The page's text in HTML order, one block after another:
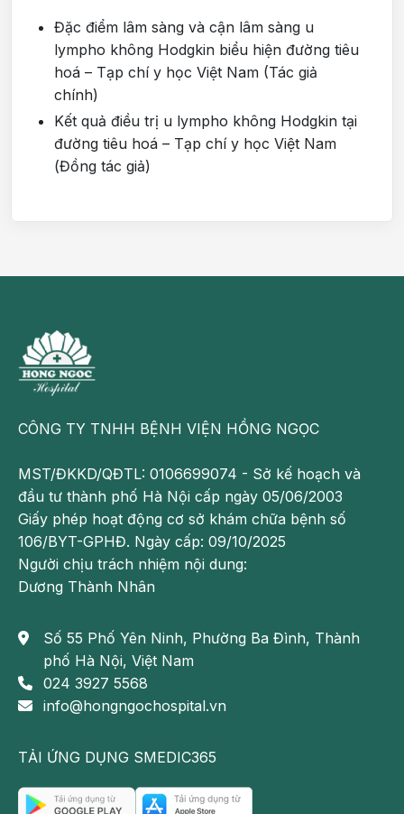
Đặc điểm lâm sàng và cận lâm sàng u
lympho không Hodgkin biểu hiện đường tiêu
hoá – Tạp chí y học Việt Nam (Tác giả
chính)
Kết quả điều trị u lympho không Hodgkin tại
đường tiêu hoá – Tạp chí y học Việt Nam
(Đồng tác giả)
CÔNG TY TNHH BỆNH VIỆN HỒNG NGỌC
MST/ĐKKD/QĐTL: 0106699074 - Sở kế hoạch và
đầu tư thành phố Hà Nội cấp ngày 05/06/2003
Giấy phép hoạt động cơ sở khám chữa bệnh số
106/BYT-GPHĐ. Ngày cấp: 09/10/2025
Người chịu trách nhiệm nội dung:
Dương Thành Nhân
Số 55 Phố Yên Ninh, Phường Ba Đình, Thành
phố Hà Nội, Việt Nam
024 3927 5568
info@hongngochospital.vn
TẢI ỨNG DỤNG SMEDIC365